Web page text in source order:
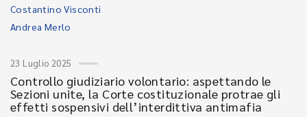
Costantino Visconti
Andrea Merlo
23 Luglio 2025
Controllo giudiziario volontario: aspettando le
Sezioni unite, la Corte costituzionale protrae gli
effetti sospensivi dell’interdittiva antimafia